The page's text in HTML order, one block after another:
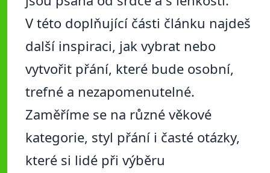
V této doplňující části článku najdeš
další inspiraci, jak vybrat nebo
vytvořit přání, které bude osobní,
trefné a nezapomenutelné.
Zaměříme se na různé věkové
kategorie, styl přání i časté otázky,
které si lidé při výběru